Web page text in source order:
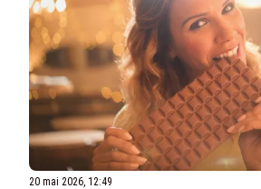
20 mai 2026, 12:49